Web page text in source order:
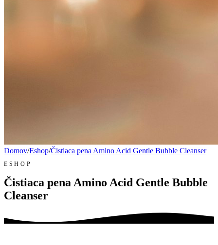
Domov/Eshop/Čistiaca pena Amino Acid Gentle Bubble Cleanser
ESHOP
Čistiaca pena Amino Acid Gentle Bubble
Cleanser